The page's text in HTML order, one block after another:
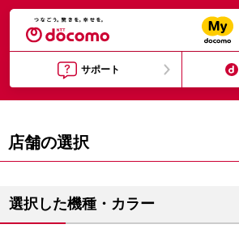
サポート
店舗の選択
選択した機種・カラー